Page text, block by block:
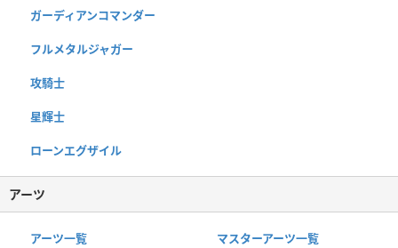
ガーディアンコマンダー
フルメタルジャガー
攻騎士
星輝士
ローンエグザイル
アーツ
アーツ一覧 マスターアーツ一覧